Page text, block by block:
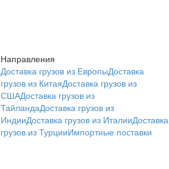
Направления
Доставка грузов из ЕвропыДоставка
грузов из КитаяДоставка грузов из
СШАДоставка грузов из
ТайландаДоставка грузов из
ИндииДоставка грузов из ИталииДоставка
грузов из ТурцииИмпортные поставки